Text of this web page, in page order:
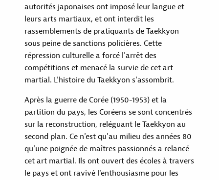
autorités japonaises ont imposé leur langue et
leurs arts martiaux, et ont interdit les
rassemblements de pratiquants de Taekkyon
sous peine de sanctions policières. Cette
répression culturelle a forcé l'arrêt des
compétitions et menacé la survie de cet art
martial. L'histoire du Taekkyon s'assombrit.
Après la guerre de Corée (1950-1953) et la
partition du pays, les Coréens se sont concentrés
sur la reconstruction, reléguant le Taekkyon au
second plan. Ce n'est qu'au milieu des années 80
qu'une poignée de maîtres passionnés a relancé
cet art martial. Ils ont ouvert des écoles à travers
le pays et ont ravivé l'enthousiasme pour les